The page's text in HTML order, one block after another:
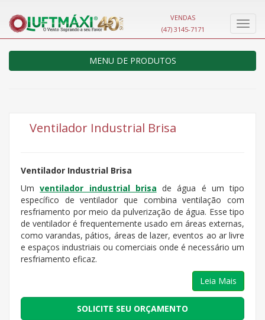
VENDAS
(47) 3145-7171
MENU DE PRODUTOS
Ventilador Industrial Brisa
Ventilador Industrial Brisa
Umventilador industrial brisa de água é um tipo
específico de ventilador que combina ventilação com
resfriamento por meio da pulverização de água. Esse tipo
de ventilador é frequentemente usado em áreas externas,
como varandas, pátios, áreas de lazer, eventos ao ar livre
e espaços industriais ou comerciais onde é necessário um
resfriamento eficaz.
Leia Mais
SOLICITE SEU ORÇAMENTO